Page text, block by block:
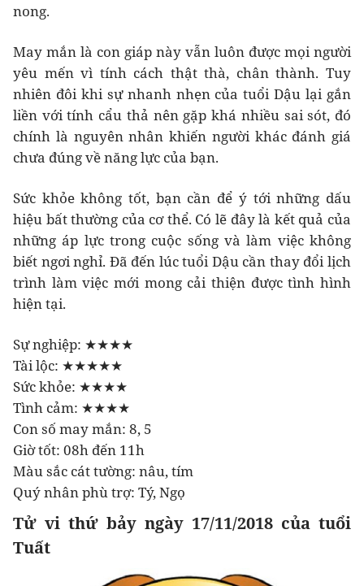
nong.
May mắn là con giáp này vẫn luôn được mọi người
yêu mến vì tính cách thật thà, chân thành. Tuy
nhiên đôi khi sự nhanh nhẹn của tuổi Dậu lại gắn
liền với tính cẩu thả nên gặp khá nhiều sai sót, đó
chính là nguyên nhân khiến người khác đánh giá
chưa đúng về năng lực của bạn.
Sức khỏe không tốt, bạn cần để ý tới những dấu
hiệu bất thường của cơ thể. Có lẽ đây là kết quả của
những áp lực trong cuộc sống và làm việc không
biết ngơi nghỉ. Đã đến lúc tuổi Dậu cần thay đổi lịch
trình làm việc mới mong cải thiện được tình hình
hiện tại.
Sự nghiệp: ★★★★
Tài lộc: ★★★★★
Sức khỏe: ★★★★
Tình cảm: ★★★★
Con số may mắn: 8, 5
Giờ tốt: 08h đến 11h
Màu sắc cát tường: nâu, tím
Quý nhân phù trợ: Tý, Ngọ
Tử vi thứ bảy ngày 17/11/2018 của tuổi
Tuất